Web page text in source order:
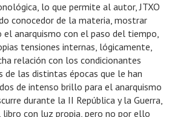
lo que permite al autor, JTXO
conocedor de la materia, mostrar
anarquismo con el paso del tiempo,
tensiones internas, lógicamente,
relación con los condicionantes
las distintas épocas que le han
de intenso brillo para el anarquismo
durante la II República y la Guerra,
con luz propia, pero no por ello